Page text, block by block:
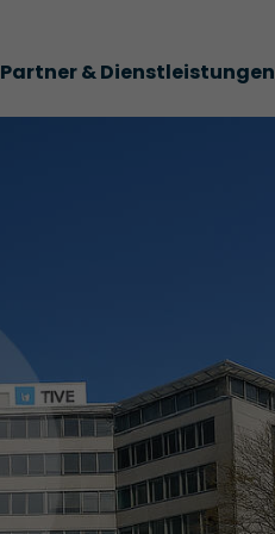
Partner & Dienstleistungen